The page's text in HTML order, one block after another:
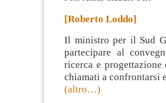
[Roberto Loddo]
Il ministro per il Sud
partecipare al
ricerca e
chiamati a confrontarsi
(altro…)